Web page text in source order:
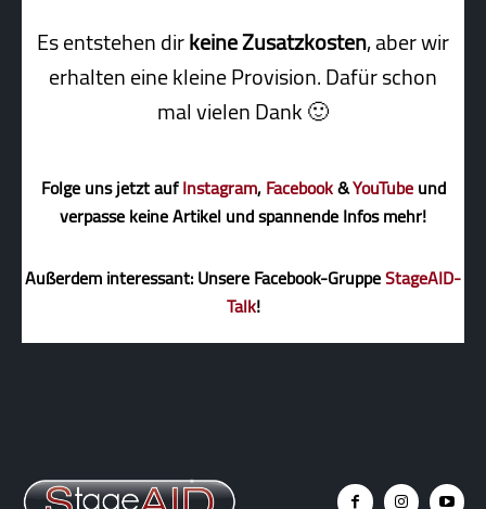
Es entstehen dirkeine Zusatzkosten, aber wir
erhalten eine kleine Pro­vi­sion. Dafür schon
mal vielen Dank 🙂
Folge uns jetzt aufInstagram,Facebook&YouTubeund
verpasse keine Artikel und spannende Infos mehr!
Außerdem interessant: Unsere Facebook-GruppeStageAID-
Talk!